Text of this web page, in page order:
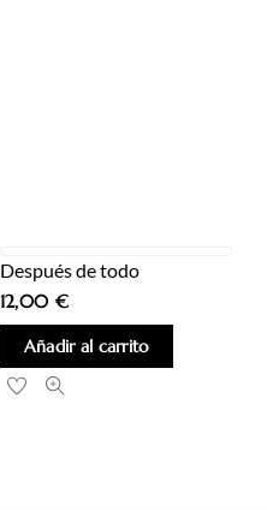
Después de todo
12,00 €
Añadir al carrito